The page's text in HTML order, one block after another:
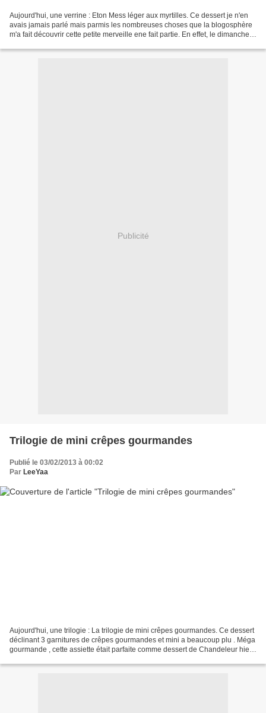
Aujourd'hui, une verrine : Eton Mess léger aux myrtilles. Ce dessert je n'en
avais jamais parlé mais parmis les nombreuses choses que la blogosphère
m'a fait découvrir cette petite merveille ene fait partie. En effet, le dimanche
Publicité
Trilogie de mini crêpes gourmandes
Publié le 03/02/2013 à 00:02
Par LeeYaa
Aujourd'hui, une trilogie : La trilogie de mini crêpes gourmandes. Ce dessert
déclinant 3 garnitures de crêpes gourmandes et mini a beaucoup plu . Méga
gourmande , cette assiette était parfaite comme dessert de Chandeleur hier !